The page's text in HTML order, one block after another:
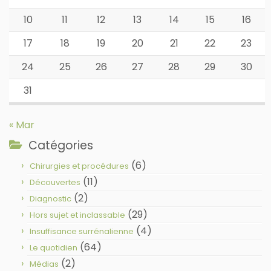
10
11 12 13 14 15
16
17
18 19 20 21 22
23
24
25 26 27 28 29
30
31
« Mar
Catégories
Chirurgies et procédures (6)
Découvertes (11)
Diagnostic (2)
Hors sujet et inclassable (29)
Insuffisance surrénalienne (4)
Le quotidien (64)
Médias (2)